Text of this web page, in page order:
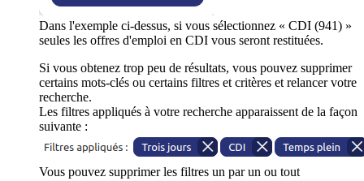
Dans l'exemple ci-dessus, si vous sélectionnez « CDI (941) »
seules les offres d'emploi en CDI vous seront restituées.
Si vous obtenez trop peu de résultats, vous pouvez supprimer
certains mots-clés ou certains filtres et critères et relancer votre
recherche.
Les filtres appliqués à votre recherche apparaissent de la façon
suivante :
Vous pouvez supprimer les filtres un par un ou tout